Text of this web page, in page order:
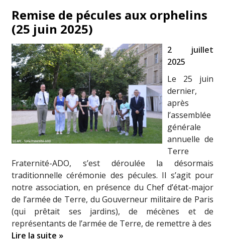
Remise de pécules aux orphelins
(25 juin 2025)
2 juillet
2025
Le 25 juin
dernier,
après
l’assemblée
générale
annuelle de
Terre
Fraternité-ADO, s’est déroulée la désormais
traditionnelle cérémonie des pécules. Il s’agit pour
notre association, en présence du Chef d’état-major
de l’armée de Terre, du Gouverneur militaire de Paris
(qui prêtait ses jardins), de mécènes et de
représentants de l’armée de Terre, de remettre à des
Lire la suite »